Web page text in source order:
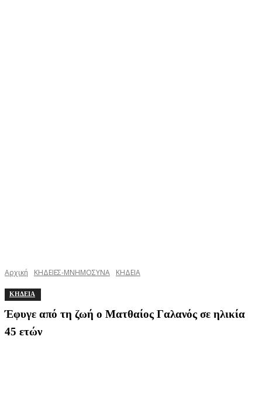
Αρχική ΚΗΔΕΙΕΣ-ΜΝΗΜΟΣΥΝΑ ΚΗΔΕΙΑ
ΚΗΔΕΙΑ
Έφυγε από τη ζωή ο Ματθαίος Γαλανός σε ηλικία
45 ετών